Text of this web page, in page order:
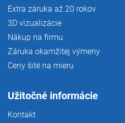
Extra záruka až 20 rokov
3D vizualizácie
Nákup na firmu
Záruka okamžitej výmeny
Ceny šité na mieru
Užitočné informácie
Kontakt